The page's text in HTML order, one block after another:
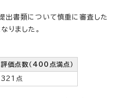
出書類について慎重に審査した
りました。
評価点数（400点満点）
321点